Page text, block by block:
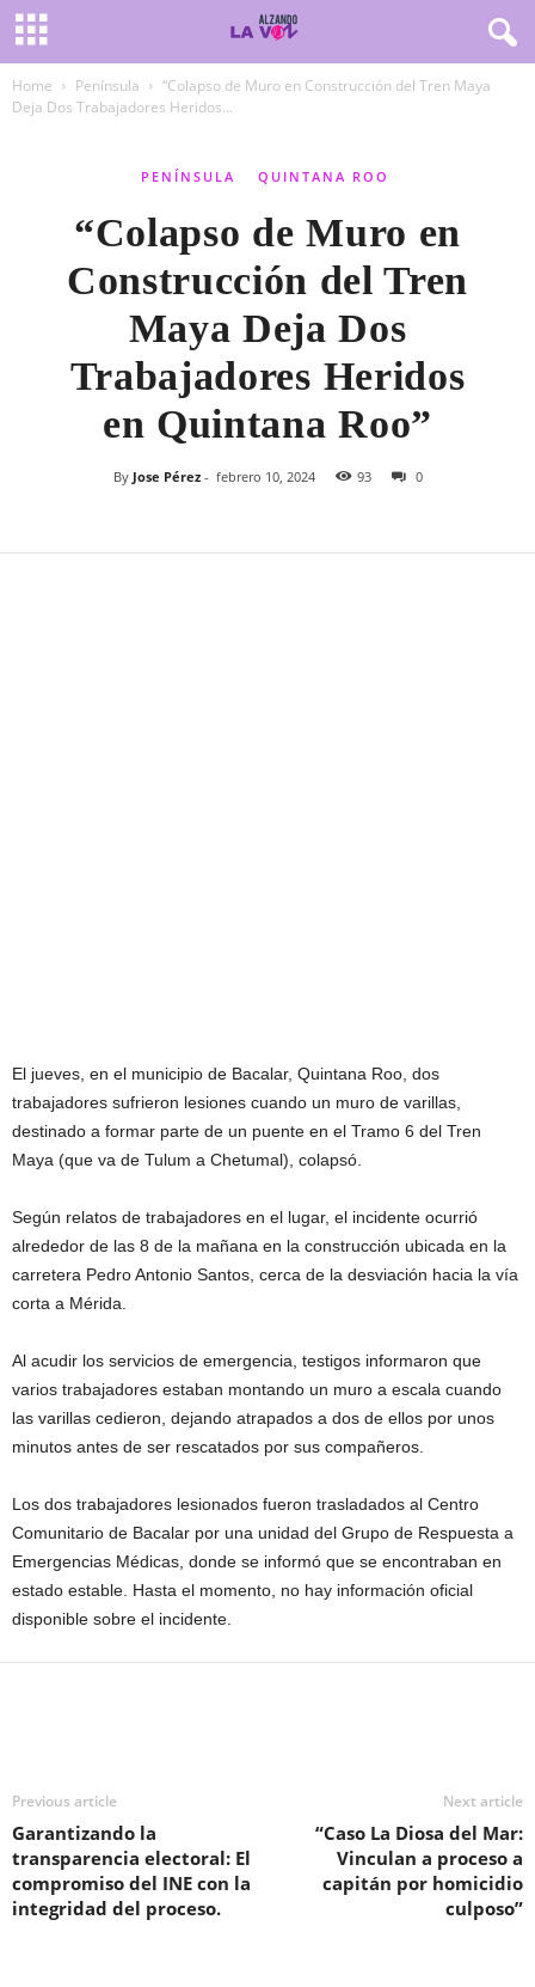
Home Península
“Colapso de Muro en Construcción del Tren Maya
Deja Dos Trabajadores Heridos...
PENÍNSULA QUINTANA ROO
“Colapso de Muro en
Construcción del Tren
Maya Deja Dos
Trabajadores Heridos
en Quintana Roo”
By Jose Pérez- febrero 10, 2024 93 0
El jueves, en el municipio de Bacalar, Quintana Roo, dos
trabajadores sufrieron lesiones cuando un muro de varillas,
destinado a formar parte de un puente en el Tramo 6 del Tren
Maya (que va de Tulum a Chetumal), colapsó.
Según relatos de trabajadores en el lugar, el incidente ocurrió
alrededor de las 8 de la mañana en la construcción ubicada en la
carretera Pedro Antonio Santos, cerca de la desviación hacia la vía
corta a Mérida.
Al acudir los servicios de emergencia, testigos informaron que
varios trabajadores estaban montando un muro a escala cuando
las varillas cedieron, dejando atrapados a dos de ellos por unos
minutos antes de ser rescatados por sus compañeros.
Los dos trabajadores lesionados fueron trasladados al Centro
Comunitario de Bacalar por una unidad del Grupo de Respuesta a
Emergencias Médicas, donde se informó que se encontraban en
estado estable. Hasta el momento, no hay información oficial
disponible sobre el incidente.
Previous article
Garantizando la
transparencia electoral: El
compromiso del INE con la
integridad del proceso.
Next article
“Caso La Diosa del Mar:
Vinculan a proceso a
capitán por homicidio
culposo”